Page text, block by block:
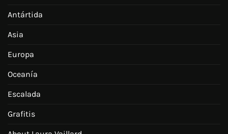
Antártida
Asia
Europa
Oceanía
Escalada
Grafitis